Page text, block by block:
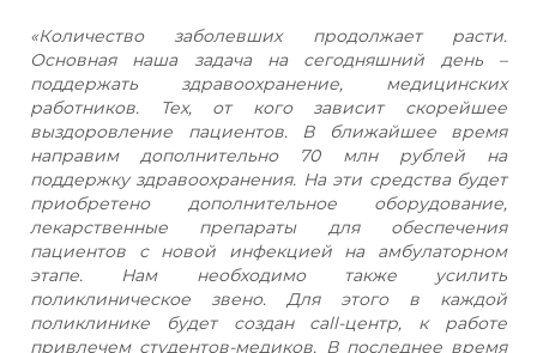
«Количество заболевших продолжает расти.
Основная наша задача на сегодняшний день –
поддержать здравоохранение, медицинских
работников. Тех, от кого зависит скорейшее
выздоровление пациентов. В ближайшее время
направим дополнительно 70 млн рублей на
поддержку здравоохранения. На эти средства будет
приобретено дополнительное оборудование,
лекарственные препараты для обеспечения
пациентов с новой инфекцией на амбулаторном
этапе. Нам необходимо также усилить
поликлиническое звено. Для этого в каждой
поликлинике будет создан call-центр, к работе
привлечем студентов-медиков. В последнее время